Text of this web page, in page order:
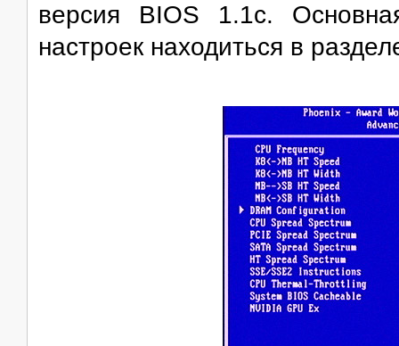
версия BIOS 1.1c.
настроек находиться в